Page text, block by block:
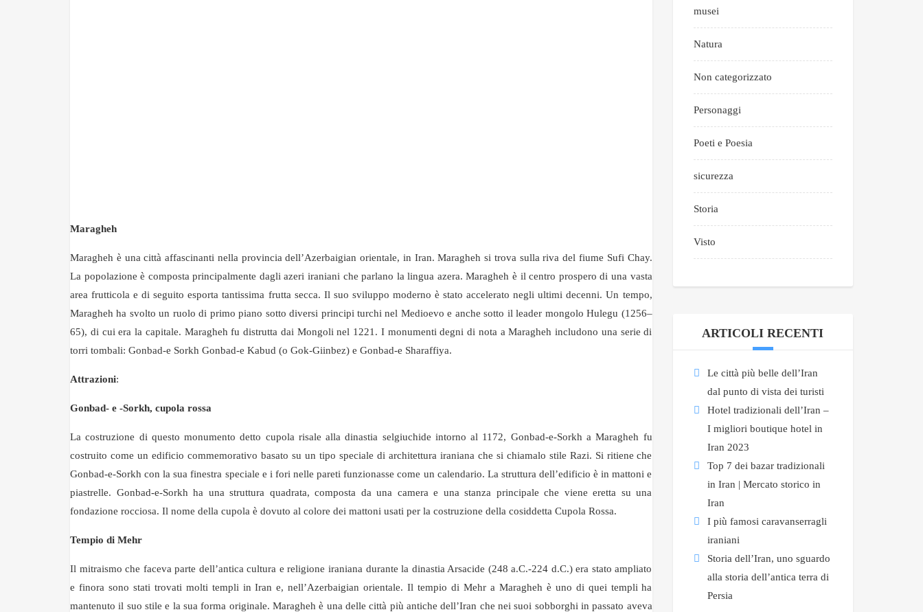
Maragheh
Maragheh è una città affascinanti nella provincia dell’Azerbaigian orientale, in Iran. Maragheh si trova sulla riva del fiume Sufi Chay.
La popolazione è composta principalmente dagli azeri iraniani che parlano la lingua azera. Maragheh è il centro prospero di una vasta
area frutticola e di seguito esporta tantissima frutta secca. Il suo sviluppo moderno è stato accelerato negli ultimi decenni. Un tempo,
Maragheh ha svolto un ruolo di primo piano sotto diversi principi turchi nel Medioevo e anche sotto il leader mongolo Hulegu (1256–
65), di cui era la capitale. Maragheh fu distrutta dai Mongoli nel 1221. I monumenti degni di nota a Maragheh includono una serie di
torri tombali: Gonbad-e Sorkh Gonbad-e Kabud (o Gok-Giinbez) e Gonbad-e Sharaffiya.
Attrazioni:
Gonbad- e -Sorkh, cupola rossa
La costruzione di questo monumento detto cupola risale alla dinastia selgiuchide intorno al 1172, Gonbad-e-Sorkh a Maragheh fu
costruito come un edificio commemorativo basato su un tipo speciale di architettura iraniana che si chiamalo stile Razi. Si ritiene che
Gonbad-e-Sorkh con la sua finestra speciale e i fori nelle pareti funzionasse come un calendario. La struttura dell’edificio è in mattoni e
piastrelle. Gonbad-e-Sorkh ha una struttura quadrata, composta da una camera e una stanza principale che viene eretta su una
fondazione rocciosa. Il nome della cupola è dovuto al colore dei mattoni usati per la costruzione della cosiddetta Cupola Rossa.
Tempio di Mehr
Il mitraismo che faceva parte dell’antica cultura e religione iraniana durante la dinastia Arsacide (248 a.C.-224 d.C.) era stato ampliato
e finora sono stati trovati molti templi in Iran e, nell’Azerbaigian orientale. Il tempio di Mehr a Maragheh è uno di quei templi ha
mantenuto il suo stile e la sua forma originale. Maragheh è una delle città più antiche dell’Iran che nei suoi sobborghi in passato aveva
musei
Natura
Non categorizzato
Personaggi
Poeti e Poesia
sicurezza
Storia
Visto
ARTICOLI RECENTI
Le città più belle dell’Iran
dal punto di vista dei turisti
Hotel tradizionali dell’Iran –
I migliori boutique hotel in
Iran 2023
Top 7 dei bazar tradizionali
in Iran | Mercato storico in
Iran
I più famosi caravanserragli
iraniani
Storia dell’Iran, uno sguardo
alla storia dell’antica terra di
Persia